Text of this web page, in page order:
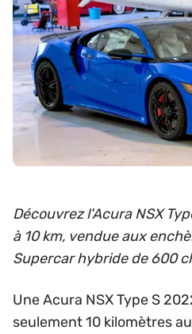
Découvrez l'Acura NSX
à 10 km, vendue aux
Supercar hybride de 600
Une Acura NSX Type S
seulement 10 kilomètres